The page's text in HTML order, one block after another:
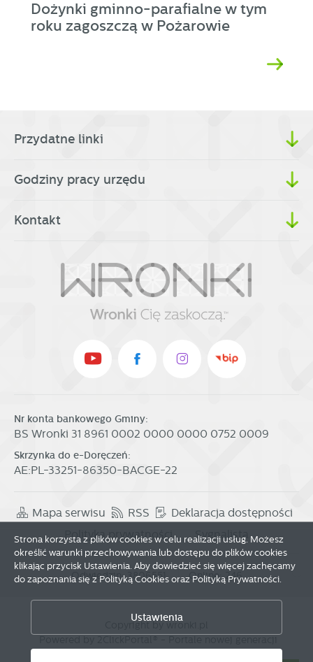
Dożynki gminno-parafialne w tym
roku zagoszczą w Pożarowie
Przydatne linki
Godziny pracy urzędu
Kontakt
Nr konta bankowego Gminy:
BS Wronki 31 8961 0002 0000 0000 0752 0009
Skrzynka do e-Doręczeń:
AE:PL-33251-86350-BACGE-22
Mapa serwisu RSS
Deklaracja dostępności
Polityka prywatności
Sygnalista
Odwiedzin: 3806551 Online: 246
Strona korzysta z plików cookies w celu realizacji usług. Możesz
określić warunki przechowywania lub dostępu do plików cookies
klikając przycisk Ustawienia. Aby dowiedzieć się więcej zachęcamy
do zapoznania się z Polityką Cookies oraz Polityką Prywatności.
Ustawienia
Zezwól na wszystkie